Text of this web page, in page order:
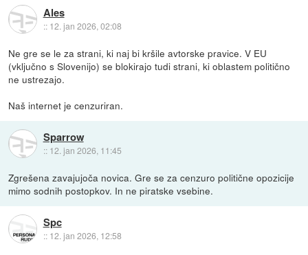
Ales
:: 12. jan 2026, 02:08
Ne gre se le za strani, ki naj bi kršile avtorske pravice. V EU
(vključno s Slovenijo) se blokirajo tudi strani, ki oblastem politično
ne ustrezajo.
Naš internet je cenzuriran.
Sparrow
:: 12. jan 2026, 11:45
Zgrešena zavajujoča novica. Gre se za cenzuro politične opozicije
mimo sodnih postopkov. In ne piratske vsebine.
Spc
:: 12. jan 2026, 12:58